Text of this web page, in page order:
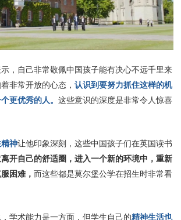
，自己非常敬佩中国孩子能有决心不远千里来
非常开放的心态，认识到要努力抓住这样的机
更优秀的人。这些意识的深度是非常令人惊喜
神让他印象深刻，这些中国孩子们在英国读书
离开自己的舒适圈，进入一个新的环境中，重新
困难，而这些都是莫尔堡公学在招生时非常看
学术能力是一方面，但学生自己的精神生活也